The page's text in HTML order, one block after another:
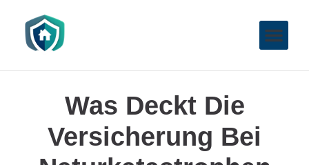
Was Deckt Die
Versicherung Bei